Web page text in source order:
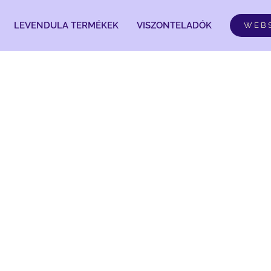
LEVENDULA TERMÉKEK VISZONTELADÓK